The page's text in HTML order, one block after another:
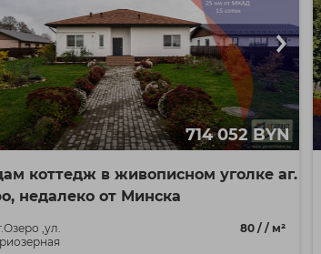
714 052 BYN
коттедж в живописном уголке аг.
недалеко от Минска
,ул.
80 / / м²